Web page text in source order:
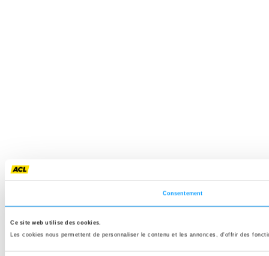
Consentement
Ce site web utilise des cookies.
Les cookies nous permettent de personnaliser le contenu et les annonces, d'offrir des